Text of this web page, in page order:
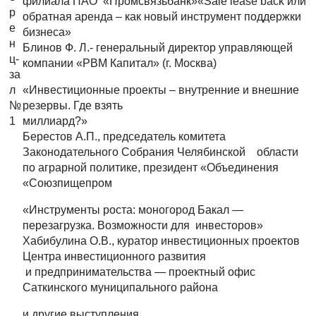
р
е
н
ц-
за
л
№
1
обратная аренда – как новый инструмент поддержки
бизнеса»
Блинов Ф. Л.- генеральный директор управляющей
компании «РВМ Капитал» (г. Москва)
«Инвестиционные проекты – внутренние и внешние
резервы. Где взять
миллиард?»
Берестов А.П., председатель комитета
Законодательного Собрания Челябинской области
по аграрной политике, президент «Объединения
«Союзпищепром
«Инструменты роста: моногород Бакал —
перезагрузка. Возможности для инвесторов»
Хабибулина О.В., куратор инвестиционных проектов
Центра инвестиционного развития
и предпринимательства — проектный офис
Саткинского муниципального района